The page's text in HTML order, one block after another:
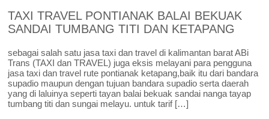
TAXI TRAVEL PONTIANAK BALAI BEKUAK
SANDAI TUMBANG TITI DAN KETAPANG
sebagai salah satu jasa taxi dan travel di kalimantan barat ABi
Trans (TAXI dan TRAVEL) juga eksis melayani para pengguna
jasa taxi dan travel rute pontianak ketapang,baik itu dari bandara
supadio maupun dengan tujuan bandara supadio serta daerah
yang di laluinya seperti tayan balai bekuak sandai nanga tayap
tumbang titi dan sungai melayu. untuk tarif […]